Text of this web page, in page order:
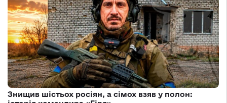
Знищив шістьох росіян, а сімох взяв у полон: